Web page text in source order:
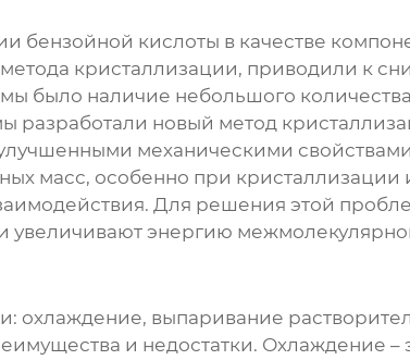
бензойной кислоты в качестве
кристаллизации, приводили к
было наличие небольшого
новый метод
механическими
масс, особенно при кристаллизации
Для решения этой
энергию
охлаждение, выпаривание
и недостатки. Охлаждение